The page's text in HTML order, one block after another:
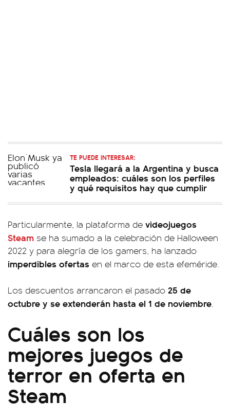
TE PUEDE INTERESAR:
Tesla llegará a la Argentina y busca
empleados: cuáles son los perfiles
y qué requisitos hay que cumplir
Particularmente, la plataforma de videojuegos
Steam se ha sumado a la celebración de Halloween
2022 y para alegría de los gamers, ha lanzado
imperdibles ofertas en el marco de esta efeméride.
Los descuentos arrancaron el pasado 25 de
octubre y se extenderán hasta el 1 de noviembre.
Cuáles son los
mejores juegos de
terror en oferta en
Steam